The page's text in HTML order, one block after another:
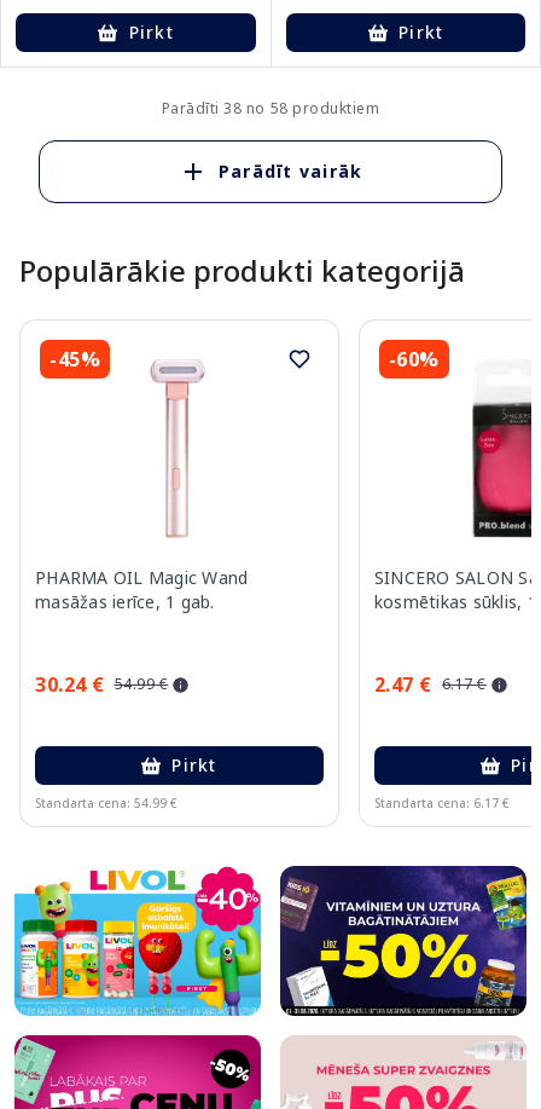
Pirkt Pirkt
Parādīti 38 no 58 produktiem
Parādīt vairāk
Populārākie produkti kategorijā
-45%
PHARMA OIL Magic Wand
masāžas ierīce, 1 gab.
30.24 € 54.99 €
Pirkt
Standarta cena: 54.99 €
-60%
SINCERO SALON
kosmētikas sūklis, 1
2.47 € 6.17 €
Standarta cena: 6.17 €